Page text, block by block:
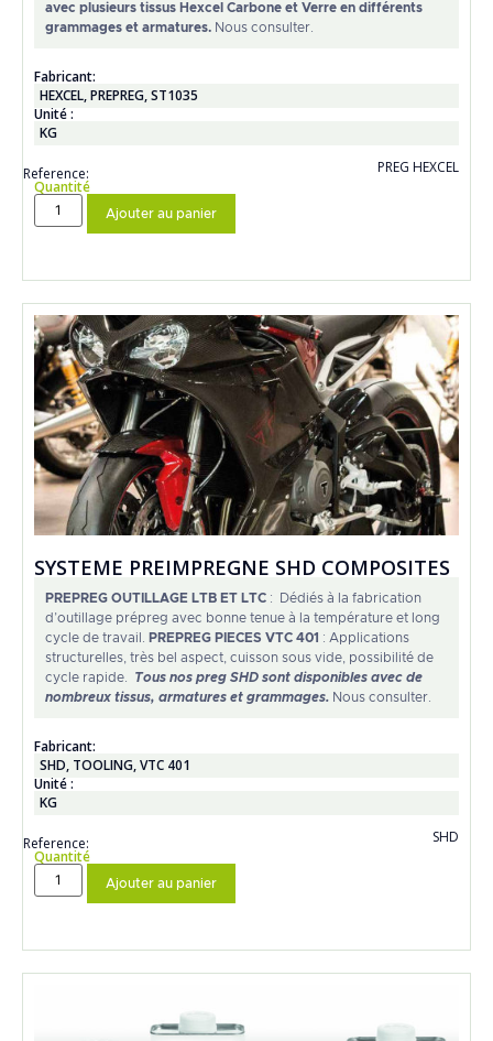
avec plusieurs tissus Hexcel Carbone et Verre en différents
grammages et armatures. Nous consulter.
Fabricant:
HEXCEL,PREPREG,ST1035
Unité :
KG
Reference:
PREG HEXCEL
Quantité
Ajouter au panier
SYSTEME PREIMPREGNE SHD COMPOSITES
PREPREG OUTILLAGE LTB ET LTC : Dédiés à la fabrication
d’outillage prépreg avec bonne tenue à la température et long
cycle de travail.
PREPREG PIECES VTC 401 : Applications
structurelles, très bel aspect, cuisson sous vide, possibilité de
cycle rapide.
Tous nos preg SHD sont disponibles avec de
nombreux tissus, armatures et grammages. Nous consulter.
Fabricant:
SHD, TOOLING,VTC 401
Unité :
KG
Reference:
SHD
Quantité
Ajouter au panier